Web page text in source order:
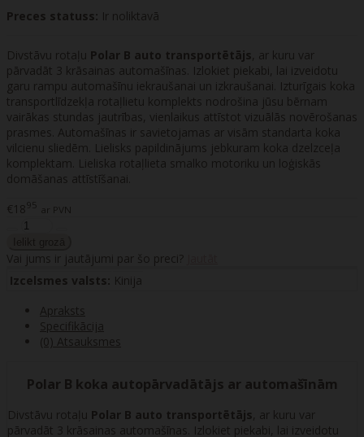
Preces statuss: Ir noliktavā
Divstāvu rotaļu Polar B auto transportētājs, ar kuru var
pārvadāt 3 krāsainas automašīnas. Izlokiet piekabi, lai izveidotu
garu rampu automašīnu iekraušanai un izkraušanai. Izturīgais koka
transportlīdzekļa rotaļlietu komplekts nodrošina jūsu bērnam
vairākas stundas jautrības, vienlaikus attīstot vizuālās novērošanas
prasmes. Automašīnas ir savietojamas ar visām standarta koka
vilcienu sliedēm. Lielisks papildinājums jebkuram koka dzelzceļa
komplektam. Lieliska rotaļlieta smalko motoriku un loģiskās
domāšanas attīstīšanai.
€1895 ar PVN
Vai jums ir jautājumi par šo preci?
Izcelsmes valsts: Kinija
Apraksts
Specifikācija
(0) Atsauksmes
Polar B koka autopārvadātājs ar automašīnām
Divstāvu rotaļu Polar B auto transportētājs , ar kuru var
pārvadāt 3 krāsainas automašīnas. Izlokiet piekabi, lai izveidotu